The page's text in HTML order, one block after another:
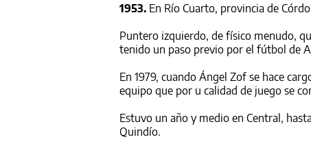
1953. En Río Cuarto, provincia de
Puntero izquierdo, de físico menudo,
tenido un paso previo por el fútbol de
En 1979, cuando Ángel Zof se hace
equipo que por u calidad de juego se
Estuvo un año y medio en Central,
Quindío.